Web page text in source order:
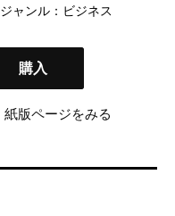
ジャンル： ビジネス
購入
紙版ページをみる